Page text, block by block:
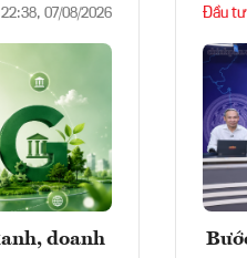
22:38, 07/08/2026
doanh
Đầu tư